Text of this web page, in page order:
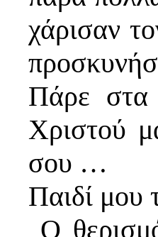
χάρισαν
Πάρε στα
Χριστού
σου …
Παιδί μου
Ο